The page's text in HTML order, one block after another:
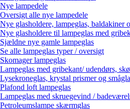
Nye lampedele
Oversigt alle nye lampedele
Nye glasholdere, lampeglas, baldakiner
Nye glasholdere til lampeglas med
Sjældne nye gamle lampeglas
Se alle lampeglas typer / oversigt
Skomager lampeglas
Lampeglas med gribekant/ udendørs,
Lysekroneglas, krystal prismer og
Plafond loft lampeglas
Lampeglas med skruegevind /
Petroleumslampe skærmglas